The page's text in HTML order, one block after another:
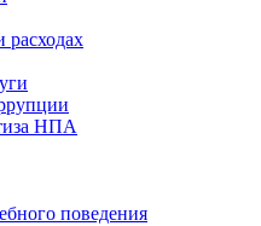
расходах
НПА
поведения